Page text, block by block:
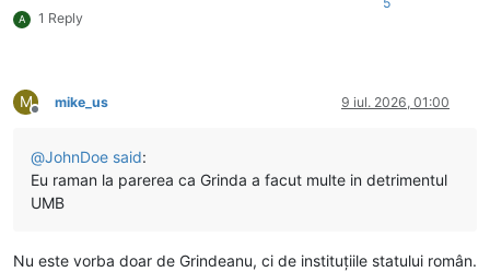
A 1 Reply
M
Deconectat
mike_us 9 iul. 2026, 01:00
@JohnDoe said:
Eu raman la parerea ca Grinda a facut multe in detrimentul
UMB
Nu este vorba doar de Grindeanu, ci de instituțiile statului român.